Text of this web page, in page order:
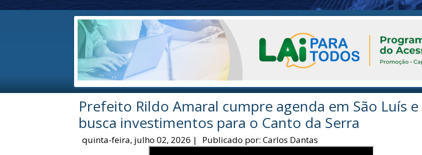
Prefeito Rildo Amaral cumpre agenda em São Luís e
busca investimentos para o Canto da Serra
quinta-feira, julho 02, 2026 | Publicado por: Carlos Dantas